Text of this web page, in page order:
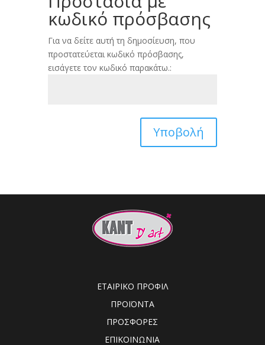
κωδικό πρόσβασης
Για να δείτε αυτή τη δημοσίευση, που
προστατεύεται κωδικό πρόσβασης,
εισάγετε τον κωδικό παρακάτω.:
Υποβολή
ΕΤΑΙΡΙΚΟ ΠΡΟΦΙΛ
ΠΡΟΪΟΝΤΑ
ΠΡΟΣΦΟΡΕΣ
ΕΠΙΚΟΙΝΩΝΙΑ